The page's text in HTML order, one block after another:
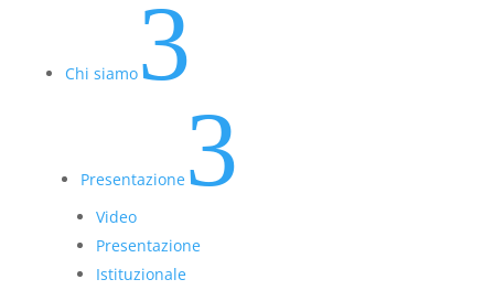
Chi siamo3
Presentazione3
Video
Presentazione
Istituzionale